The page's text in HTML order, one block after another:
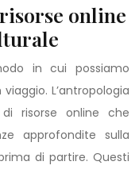
online
in cui possiamo
L’antropologia
risorse online che
approfondite sulla
di partire. Questi